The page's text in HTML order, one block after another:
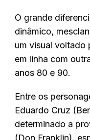
O grande
dinâmico,
um visual voltado
em linha com
anos 80 e 90.
Entre os
Eduardo Cruz
determinado a
(Don Franklin),